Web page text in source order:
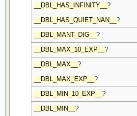
__DBL_HAS_INFINITY__?
__DBL_HAS_QUIET_NAN__?
__DBL_MANT_DIG__?
__DBL_MAX_10_EXP__?
__DBL_MAX__?
__DBL_MAX_EXP__?
__DBL_MIN_10_EXP__?
__DBL_MIN__?